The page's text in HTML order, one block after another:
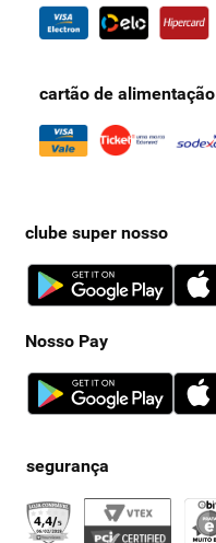
cartão de alimentação
clube super nosso
Nosso Pay